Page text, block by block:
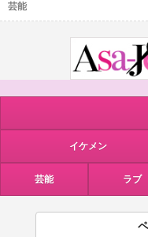
芸能
イケメン
芸能 ラブ